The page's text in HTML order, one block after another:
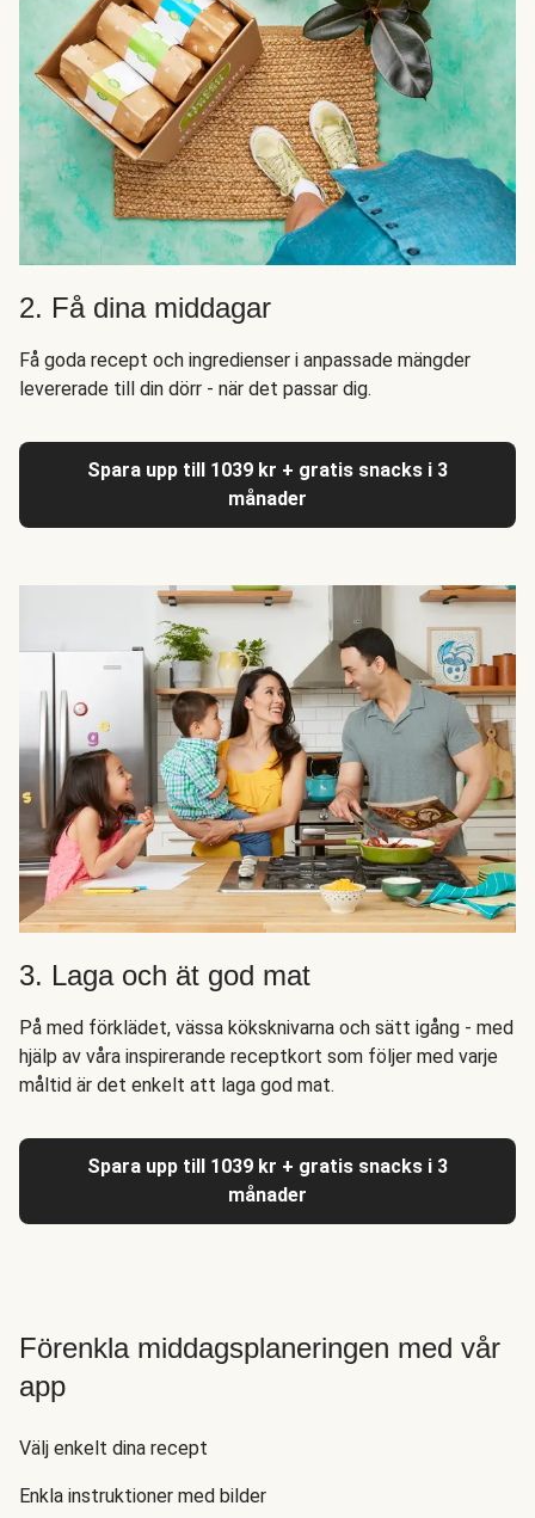
2. Få dina middagar
Få goda recept och ingredienser i anpassade mängder
levererade till din dörr - när det passar dig.
Spara upp till 1039 kr + gratis snacks i 3
månader
3. Laga och ät god mat
På med förklädet, vässa köksknivarna och sätt igång - med
hjälp av våra inspirerande receptkort som följer med varje
måltid är det enkelt att laga god mat.
Spara upp till 1039 kr + gratis snacks i 3
månader
Förenkla middagsplaneringen med vår
app
Välj enkelt dina recept
Enkla instruktioner med bilder